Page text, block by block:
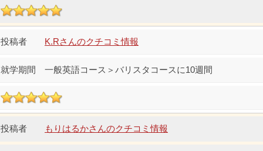
K.Rさんのクチコミ情報
一般英語コース＞バリスタコースに10週間
もりはるかさんのクチコミ情報